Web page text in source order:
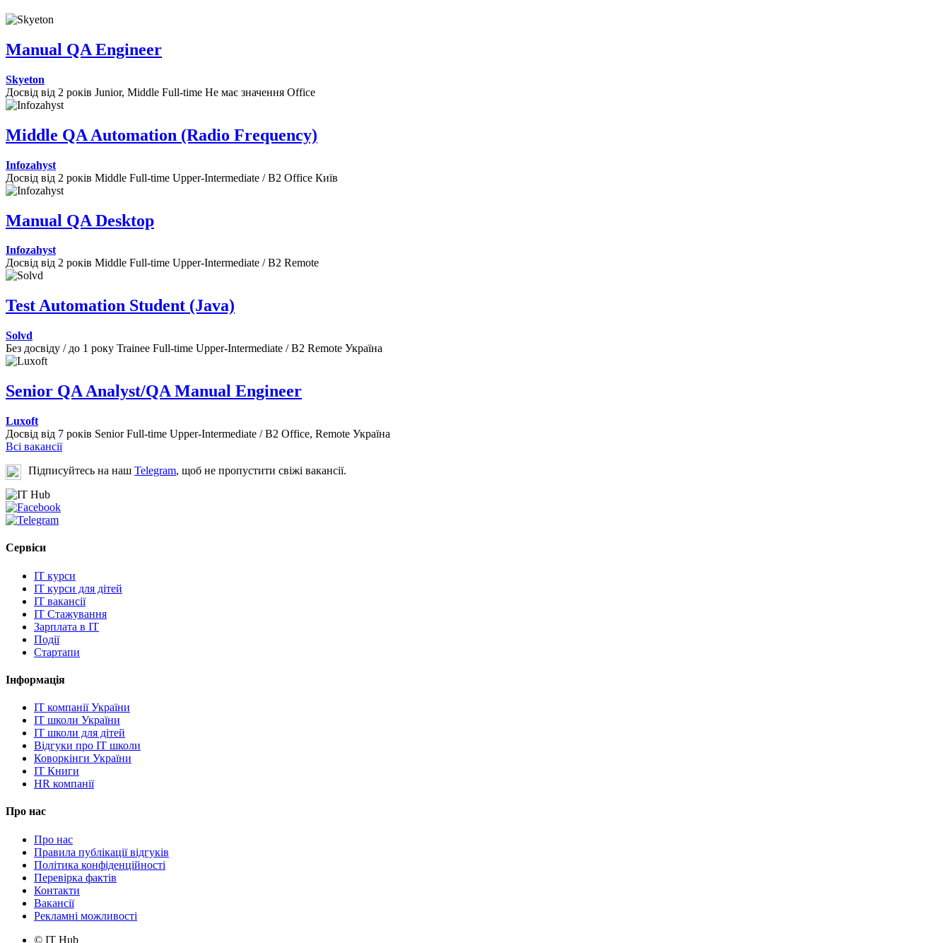
Manual QA Engineer
Skyeton
Досвід від 2 років Junior, Middle Full-time Не має значення Office
Middle QA Automation (Radio Frequency)
Infozahyst
Досвід від 2 років Middle Full-time Upper-Intermediate / B2 Office Київ
Manual QA Desktop
Infozahyst
Досвід від 2 років Middle Full-time Upper-Intermediate / B2 Remote
Test Automation Student (Java)
Solvd
Без досвіду / до 1 року Trainee Full-time Upper-Intermediate / B2 Remote Україна
Senior QA Analyst/QA Manual Engineer
Luxoft
Досвід від 7 років Senior Full-time Upper-Intermediate / B2 Office, Remote Україна
Всі вакансії
Підписуйтесь на наш Telegram, щоб не пропустити свіжі вакансії.
Сервіси
IT курси
IT курси для дітей
IT вакансії
IT Стажування
Зарплата в IT
Події
Стартапи
Інформація
IT компанії України
IT школи України
IT школи для дітей
Відгуки про IT школи
Коворкінги України
IT Книги
HR компанії
Про нас
Про нас
Правила публікації відгуків
Політика конфіденційності
Перевірка фактів
Контакти
Вакансії
Рекламні можливості
© IT Hub